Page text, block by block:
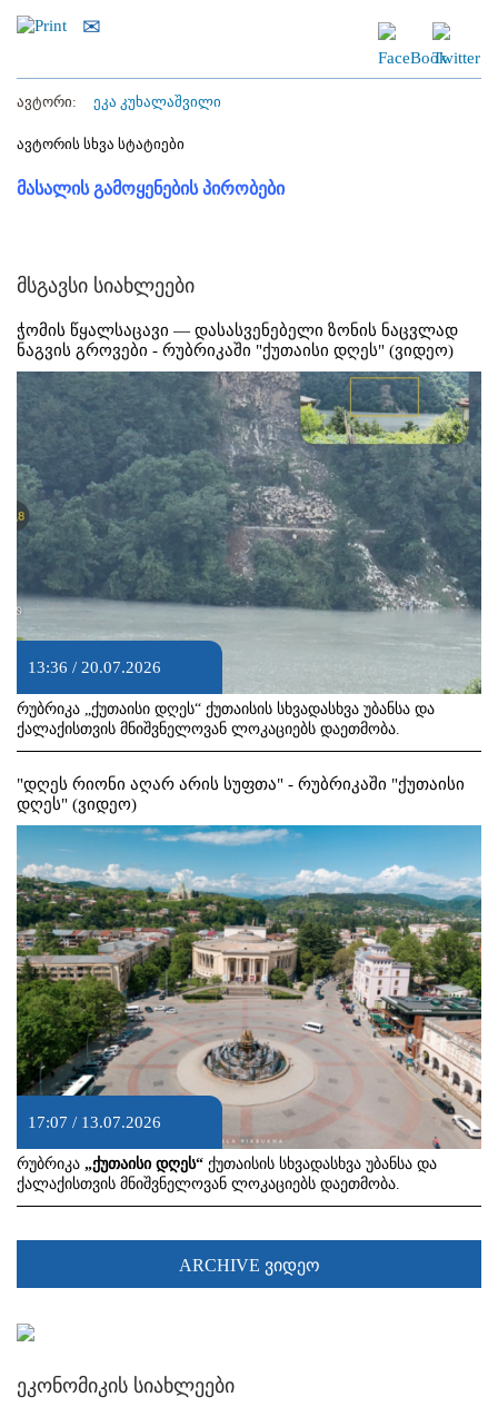
ავტორი: ეკა კუხალაშვილი
ავტორის სხვა სტატიები
მასალის გამოყენების პირობები
მსგავსი სიახლეები
ჭომის წყალსაცავი — დასასვენებელი ზონის ნაცვლად
ნაგვის გროვები - რუბრიკაში "ქუთაისი დღეს" (ვიდეო)
13:36 / 20.07.2026
რუბრიკა „ქუთაისი დღეს“ ქუთაისის სხვადასხვა უბანსა და
ქალაქისთვის მნიშვნელოვან ლოკაციებს დაეთმობა.
"დღეს რიონი აღარ არის სუფთა" - რუბრიკაში "ქუთაისი
დღეს" (ვიდეო)
17:07 / 13.07.2026
რუბრიკა „ქუთაისი დღეს“ ქუთაისის სხვადასხვა უბანსა და
ქალაქისთვის მნიშვნელოვან ლოკაციებს დაეთმობა.
ARCHIVE ვიდეო
ეკონომიკის სიახლეები